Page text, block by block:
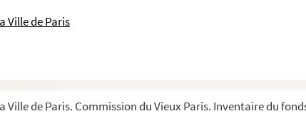
Ville de Paris
de Paris. Commission du Vieux Paris. Inventaire du